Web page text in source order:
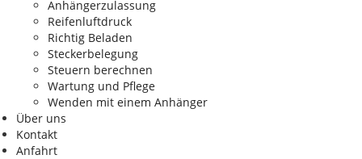
Anhängerzulassung
Reifenluftdruck
Richtig Beladen
Steckerbelegung
Steuern berechnen
Wartung und Pflege
Wenden mit einem Anhänger
Über uns
Kontakt
Anfahrt